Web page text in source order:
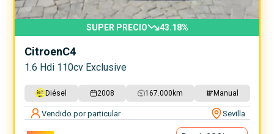
SUPER PRECIO 43.18%
CitroenC4
1.6 Hdi 110cv Exclusive
Diésel 2008 167.000 km Manual
Vendido por particular Sevilla